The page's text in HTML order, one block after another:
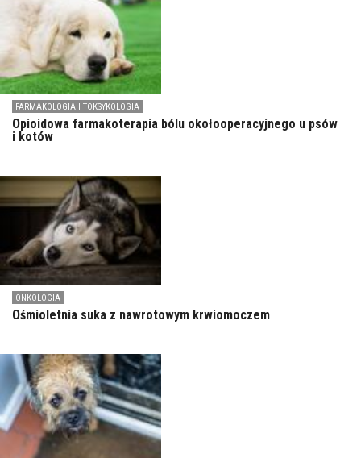
FARMAKOLOGIA I TOKSYKOLOGIA
Opioidowa farmakoterapia bólu okołooperacyjnego u psów
i kotów
ONKOLOGIA
Ośmioletnia suka z nawrotowym krwiomoczem